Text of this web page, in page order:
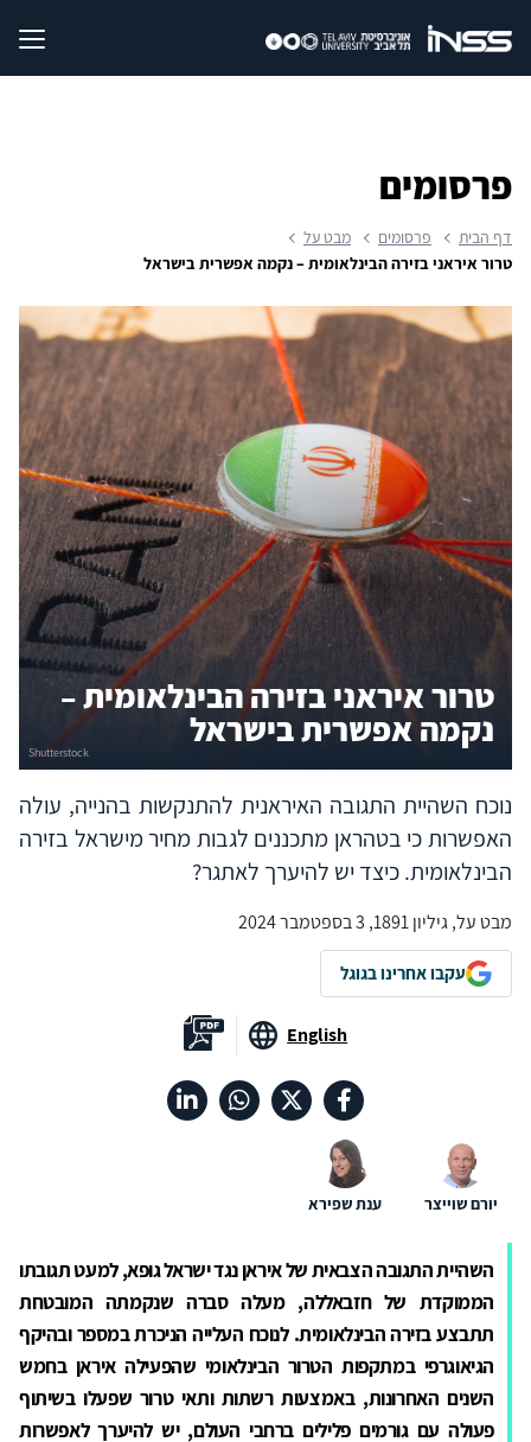
פרסומים
דף הבית פרסומים
מבט על
טרור איראני בזירה הבינלאומית – נקמה אפשרית בישראל
טרור איראני בזירה הבינלאומית –
נקמה אפשרית בישראל
נוכח השהיית התגובה האיראנית להתנקשות בהנייה, עולה
האפשרות כי בטהראן מתכננים לגבות מחיר מישראל בזירה
הבינלאומית. כיצד יש להיערך לאתגר?
מבט על, גיליון 1891, 3 בספטמבר 2024
עקבו אחרינו בגוגל
English
יורם שוייצר ענת שפירא
השהיית התגובה הצבאית של איראן נגד ישראל גופא, למעט תגובתו
הממוקדת של חזבאללה, מעלה סברה שנקמתה המובטחת
תתבצע בזירה הבינלאומית. לנוכח העלייה הניכרת במספר ובהיקף
הגיאוגרפי במתקפות הטרור הבינלאומי שהפעילה איראן בחמש
השנים האחרונות, באמצעות רשתות ותאי טרור שפעלו בשיתוף
פעולה עם גורמים פלילים ברחבי העולם, יש להיערך לאפשרות